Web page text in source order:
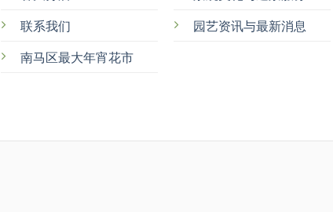
联系我们
南马区最大年宵花市
园艺资讯与最新消息